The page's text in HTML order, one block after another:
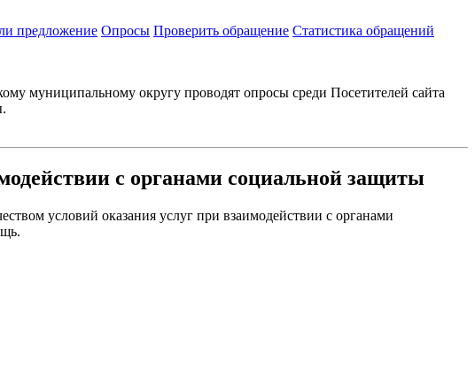
предложение Опросы Проверить обращение Статистика обращений
муниципальному округу проводят опросы среди Посетителей сайта
с органами социальной защиты
условий оказания услуг при взаимодействии с органами